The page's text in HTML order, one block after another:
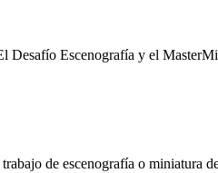
Desafío Escenografía y el
de escenografía o miniatura